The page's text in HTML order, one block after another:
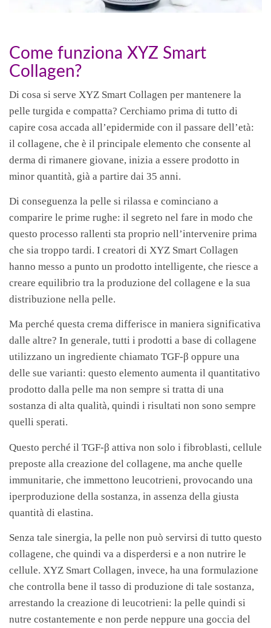
Come funziona XYZ Smart
Collagen?
Di cosa si serve XYZ Smart Collagen per mantenere la
pelle turgida e compatta? Cerchiamo prima di tutto di
capire cosa accada all’epidermide con il passare dell’età:
il collagene, che è il principale elemento che consente al
derma di rimanere giovane, inizia a essere prodotto in
minor quantità, già a partire dai 35 anni.
Di conseguenza la pelle si rilassa e cominciano a
comparire le prime rughe: il segreto nel fare in modo che
questo processo rallenti sta proprio nell’intervenire prima
che sia troppo tardi. I creatori di XYZ Smart Collagen
hanno messo a punto un prodotto intelligente, che riesce a
creare equilibrio tra la produzione del collagene e la sua
distribuzione nella pelle.
Ma perché questa crema differisce in maniera significativa
dalle altre? In generale, tutti i prodotti a base di collagene
utilizzano un ingrediente chiamato TGF-β oppure una
delle sue varianti: questo elemento aumenta il quantitativo
prodotto dalla pelle ma non sempre si tratta di una
sostanza di alta qualità, quindi i risultati non sono sempre
quelli sperati.
Questo perché il TGF-β attiva non solo i fibroblasti, cellule
preposte alla creazione del collagene, ma anche quelle
immunitarie, che immettono leucotrieni, provocando una
iperproduzione della sostanza, in assenza della giusta
quantità di elastina.
Senza tale sinergia, la pelle non può servirsi di tutto questo
collagene, che quindi va a disperdersi e a non nutrire le
cellule. XYZ Smart Collagen, invece, ha una formulazione
che controlla bene il tasso di produzione di tale sostanza,
arrestando la creazione di leucotrieni: la pelle quindi si
nutre costantemente e non perde neppure una goccia del